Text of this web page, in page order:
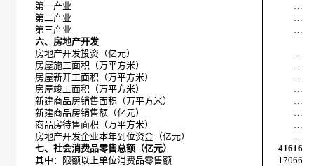
第一产业
…
第二产业
…
第三产业
…
六、房地产开发
房地产开发投资（亿元）
…
房屋施工面积（万平方米）
…
房屋新开工面积（万平方米）
…
房屋竣工面积（万平方米）
…
新建商品房销售面积（万平方米）
…
新建商品房销售额（亿元）
…
商品房待售面积（万平方米）
…
房地产开发企业本年到位资金（亿元）
…
七、社会消费品零售总额（亿元）
41616
其中：限额以上单位消费品零售额
17066